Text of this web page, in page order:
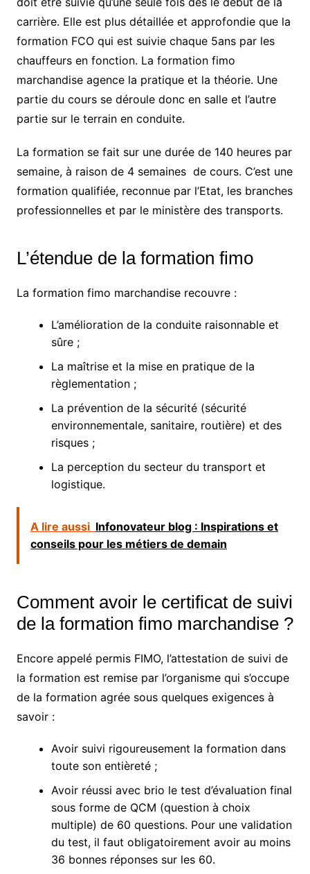
carrière. Elle est plus détaillée et approfondie que la
formation FCO qui est suivie chaque 5ans par les
chauffeurs en fonction. La formation fimo
marchandise agence la pratique et la théorie. Une
partie du cours se déroule donc en salle et l’autre
partie sur le terrain en conduite.
La formation se fait sur une durée de 140 heures par
semaine, à raison de 4 semaines de cours. C’est une
formation qualifiée, reconnue par l’Etat, les branches
professionnelles et par le ministère des transports.
L’étendue de la formation fimo
La formation fimo marchandise recouvre :
L’amélioration de la conduite raisonnable et
sûre ;
La maîtrise et la mise en pratique de la
règlementation ;
La prévention de la sécurité (sécurité
environnementale, sanitaire, routière) et des
risques ;
La perception du secteur du transport et
logistique.
A lire aussi Infonovateur blog : Inspirations et
conseils pour les métiers de demain
Comment avoir le certificat de suivi
de la formation fimo marchandise ?
Encore appelé permis FIMO, l’attestation de suivi de
la formation est remise par l’organisme qui s’occupe
de la formation agrée sous quelques exigences à
savoir :
Avoir suivi rigoureusement la formation dans
toute son entièreté ;
Avoir réussi avec brio le test d’évaluation final
sous forme de QCM (question à choix
multiple) de 60 questions. Pour une validation
du test, il faut obligatoirement avoir au moins
36 bonnes réponses sur les 60.